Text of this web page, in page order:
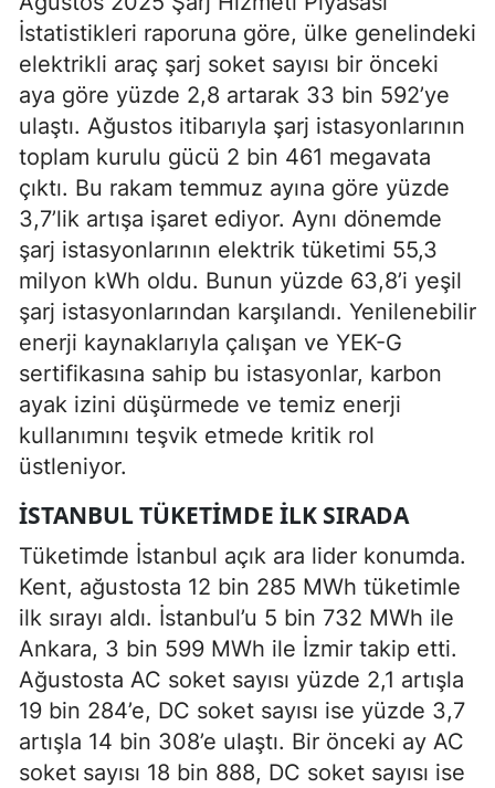
İstatistikleri raporuna göre, ülke genelindeki
elektrikli araç şarj soket sayısı bir önceki
aya göre yüzde 2,8 artarak 33 bin 592’ye
ulaştı. Ağustos itibarıyla şarj istasyonlarının
toplam kurulu gücü 2 bin 461 megavata
çıktı. Bu rakam temmuz ayına göre yüzde
3,7’lik artışa işaret ediyor. Aynı dönemde
şarj istasyonlarının elektrik tüketimi 55,3
milyon kWh oldu. Bunun yüzde 63,8’i yeşil
şarj istasyonlarından karşılandı. Yenilenebilir
enerji kaynaklarıyla çalışan ve YEK-G
sertifikasına sahip bu istasyonlar, karbon
ayak izini düşürmede ve temiz enerji
kullanımını teşvik etmede kritik rol
üstleniyor.
İSTANBUL TÜKETIMDE ILK SIRADA
Tüketimde İstanbul açık ara lider konumda.
Kent, ağustosta 12 bin 285 MWh tüketimle
ilk sırayı aldı. İstanbul’u 5 bin 732 MWh ile
Ankara, 3 bin 599 MWh ile İzmir takip etti.
Ağustosta AC soket sayısı yüzde 2,1 artışla
19 bin 284’e, DC soket sayısı ise yüzde 3,7
artışla 14 bin 308’e ulaştı. Bir önceki ay AC
soket sayısı 18 bin 888, DC soket sayısı ise